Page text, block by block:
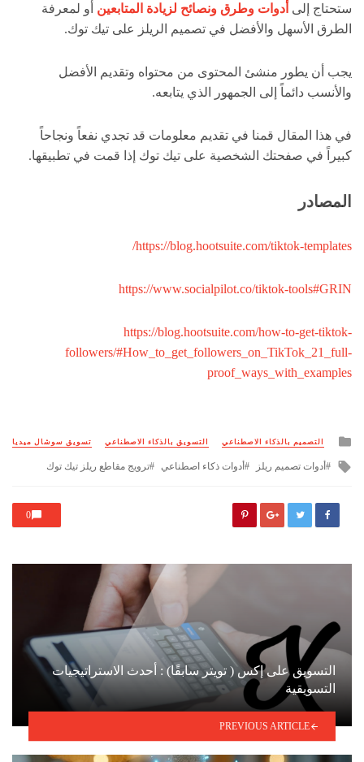
ستحتاج إلى أدوات وطرق ونصائح لزيادة المتابعين أو لمعرفة
الطرق الأسهل والأفضل في تصميم الريلز على تيك توك.
يجب أن يطور منشئ المحتوى من محتواه وتقديم الأفضل
والأنسب دائماً إلى الجمهور الذي يتابعه.
في هذا المقال قمنا في تقديم معلومات قد تجدي نفعاً ونجاحاً
كبيراً في صفحتك الشخصية على تيك توك إذا قمت في تطبيقها.
المصادر
https://blog.hootsuite.com/tiktok-templates/
https://www.socialpilot.co/tiktok-tools#GRIN
https://blog.hootsuite.com/how-to-get-tiktok-
followers/#How_to_get_followers_on_TikTok_21_full-
proof_ways_with_examples
Posted
التصميم بالذكاء الاصطناعي التسويق بالذكاء الاصطناعي تسويق سوشال ميديا
Tagged
أدوات تصميم ريلز أدوات ذكاء اصطناعي ترويج مقاطع ريلز تيك توك
0
التسويق على إكس ( تويتر سابقًا) : أحدث الاستراتيجيات
التسويقية
PREVIOUS ARTICLE